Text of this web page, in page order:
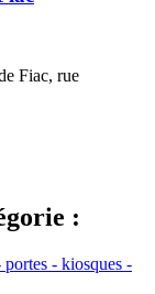
Fiac, rue
:
- kiosques -